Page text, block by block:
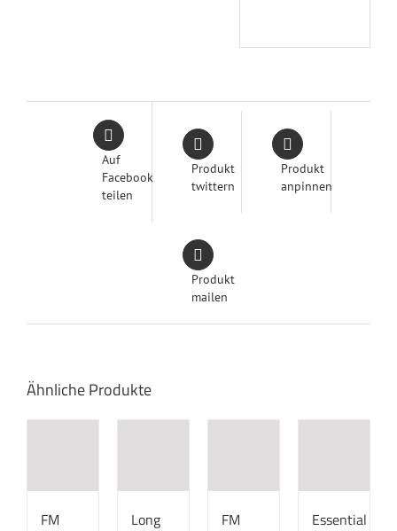
Auf
Facebook
teilen
Produkt
twittern
Produkt
anpinnen
Produkt
mailen
Ähnliche Produkte
FM
Long
FM
Essential